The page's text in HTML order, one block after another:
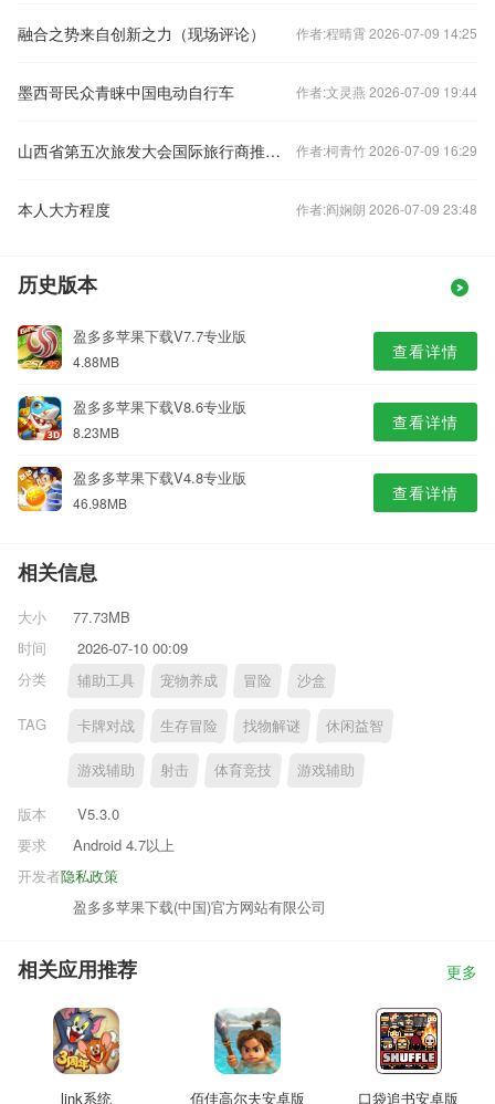
融合之势来自创新之力（现场评论） 作者:程晴霄 2026-07-09 14:25
墨西哥民众青睐中国电动自行车 作者:文灵燕 2026-07-09 19:44
山西省第五次旅发大会国际旅行商推介会召开 作者:柯青竹 2026-07-09 16:29
本人大方程度 作者:阎娴朗 2026-07-09 23:48
历史版本
盈多多苹果下载V7.7专业版
4.88MB 查看详情
盈多多苹果下载V8.6专业版
8.23MB 查看详情
盈多多苹果下载V4.8专业版
46.98MB 查看详情
相关信息
大小
77.73MB
时间
2026-07-10 00:09
分类
辅助工具 宠物养成 冒险 沙盒
TAG 卡牌对战 生存冒险 找物解谜 休闲益智
游戏辅助 射击 体育竞技 游戏辅助
版本
V5.3.0
要求
Android 4.7以上
隐私政策
开发者
盈多多苹果下载(中国)官方网站有限公司
相关应用推荐 更多
link系统 佰佳高尔夫安卓版 口袋追书安卓版